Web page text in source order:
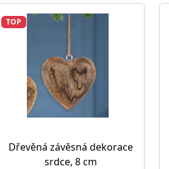
TOP
Dřevěná závěsná dekorace
srdce, 8 cm